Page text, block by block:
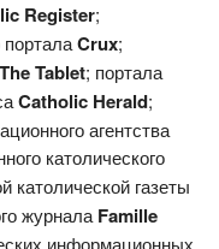
Register;
порталаCrux;
TheTablet; портала
Catholic Herald;
агентства
католического
католической газеты
журналаFamille